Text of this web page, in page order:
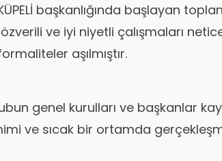
başkanlığında başlayan
ve iyi niyetli çalışmaları
aşılmıştır.
genel kurulları ve başkanlar
ve sıcak bir ortamda